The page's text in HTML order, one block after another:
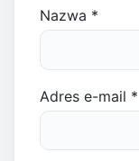
Nazwa *
Adres e-mail *